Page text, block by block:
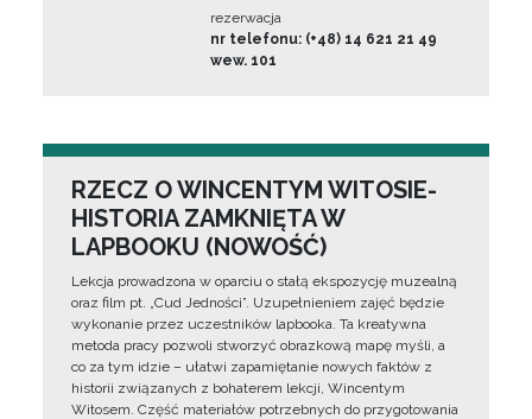
rezerwacja
nr telefonu: (+48) 14 621 21 49
wew. 101
RZECZ O WINCENTYM WITOSIE-
HISTORIA ZAMKNIĘTA W
LAPBOOKU (NOWOŚĆ)
Lekcja prowadzona w oparciu o stałą ekspozycję muzealną
oraz film pt. „Cud Jedności”. Uzupełnieniem zajęć będzie
wykonanie przez uczestników lapbooka. Ta kreatywna
metoda pracy pozwoli stworzyć obrazkową mapę myśli, a
co za tym idzie – ułatwi zapamiętanie nowych faktów z
historii związanych z bohaterem lekcji, Wincentym
Witosem. Część materiałów potrzebnych do przygotowania